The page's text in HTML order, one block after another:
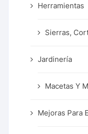
Herramientas
Sierras,
Jardinería
Macetas Y
Mejoras Para